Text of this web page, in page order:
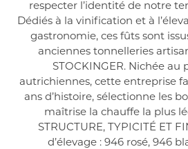
respecter l’identité de notre
Dédiés à la vinification et à
gastronomie, ces fûts sont
anciennes tonnelleries
STOCKINGER. Nichée au
autrichiennes, cette entreprise
ans d’histoire, sélectionne les
maîtrise la chauffe la plus
STRUCTURE, TYPICITÉ ET
d’élevage : 946 rosé, 946